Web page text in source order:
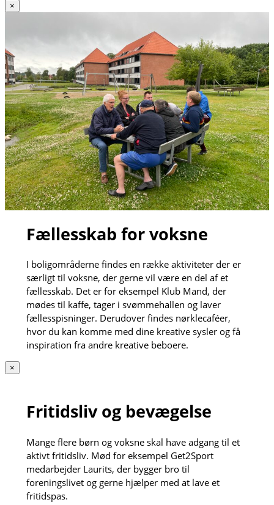
×
Fællesskab for voksne
I boligområderne findes en række aktiviteter der er
særligt til voksne, der gerne vil være en del af et
fællesskab. Det er for eksempel Klub Mand, der
mødes til kaffe, tager i svømmehallen og laver
fællesspisninger. Derudover findes nørklecaféer,
hvor du kan komme med dine kreative sysler og få
inspiration fra andre kreative beboere.
×
Fritidsliv og bevægelse
Mange flere børn og voksne skal have adgang til et
aktivt fritidsliv. Mød for eksempel Get2Sport
medarbejder Laurits, der bygger bro til
foreningslivet og gerne hjælper med at lave et
fritidspas.